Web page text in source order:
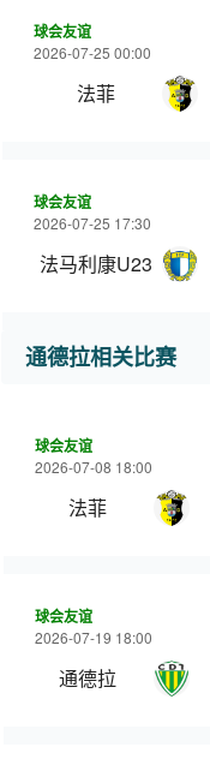
球会友谊
2026-07-25 00:00
法菲
球会友谊
2026-07-25 17:30
法马利康U23
通德拉相关比赛
球会友谊
2026-07-08 18:00
法菲
球会友谊
2026-07-19 18:00
通德拉